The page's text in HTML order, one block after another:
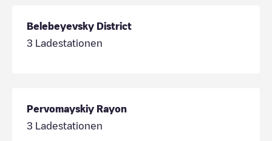
Belebeyevsky District
3 Ladestationen
Pervomayskiy Rayon
3 Ladestationen